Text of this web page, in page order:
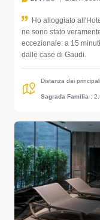
Ho alloggiato
ne sono stato
eccezionale: a 15
dalle case di Gaudi.
Distanza dai
Sagrada Familia :